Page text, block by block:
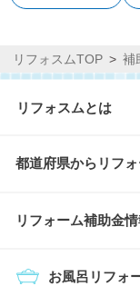
リフォスムTOP 補
リフォスムとは
都道府県からリフ
リフォーム補助金
お風呂リフォ